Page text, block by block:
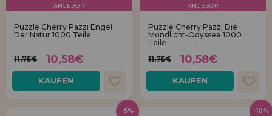
Los gehts! Wir haben auf dich gewartet.
HÄNDLERREGISTRIERUNG
ANGEBOT!
Puzzle Cherry Pazzi Engel
Der Natur 1000 Teile
11,75€ 10,58€
KAUFEN
ANGEBOT!
Puzzle Cherry Pazzi Die
Mondlicht-Odyssee 1000
Teile
11,75€
10,58€
KAUFEN
-5% -10%